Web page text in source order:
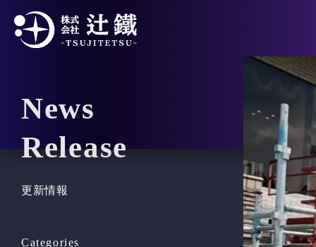
News
Release
更新情報
Categories